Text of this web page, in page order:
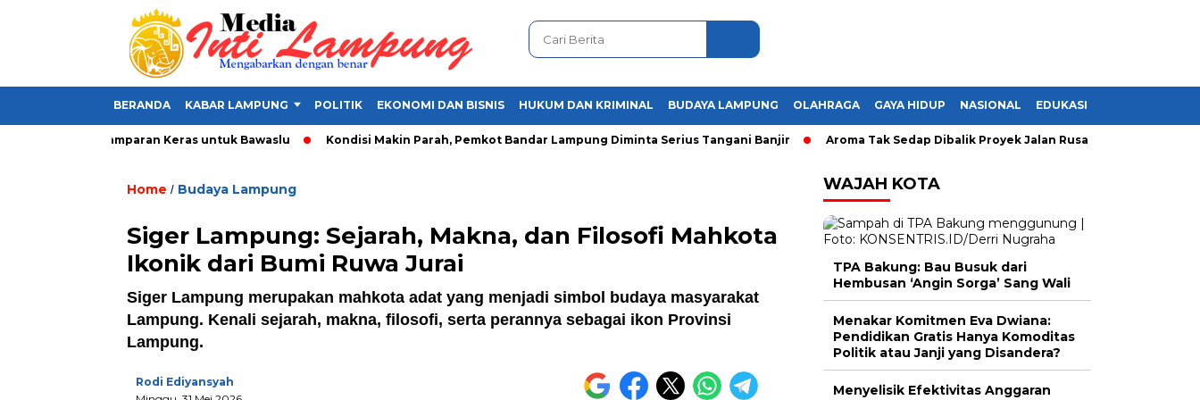
BERANDA KABAR LAMPUNG POLITIK EKONOMI DAN BISNIS HUKUM DAN KRIMINAL BUDAYA LAMPUNG OLAHRAGA GAYA HIDUP NASIONAL EDUKASI
Politik, Tamparan Keras untuk Bawaslu Kondisi Makin Parah, Pemkot Bandar Lampung Diminta Serius Tangani Banjir Aroma Tak Sedap Dibalik Proyek Jalan Rusak di Lampung, Monopoli?
Home / Budaya Lampung
Siger Lampung: Sejarah, Makna, dan Filosofi Mahkota
Ikonik dari Bumi Ruwa Jurai
Siger Lampung merupakan mahkota adat yang menjadi simbol budaya masyarakat
Lampung. Kenali sejarah, makna, filosofi, serta perannya sebagai ikon Provinsi
Lampung.
Rodi Ediyansyah
WAJAH KOTA
TPA Bakung: Bau Busuk dari
Hembusan ‘Angin Sorga’ Sang Wali
Menakar Komitmen Eva Dwiana:
Pendidikan Gratis Hanya Komoditas
Politik atau Janji yang Disandera?
Menyelisik Efektivitas Anggaran